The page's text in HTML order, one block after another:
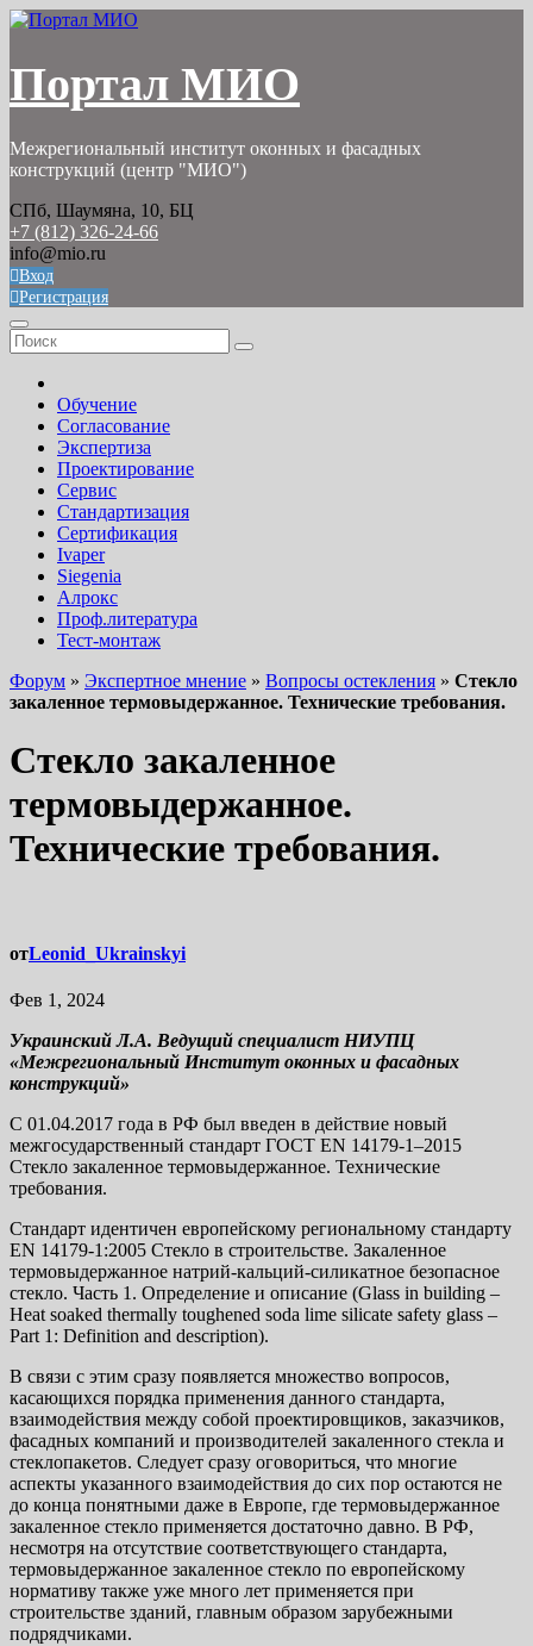
Перейти
Портал МИО
Межрегиональный институт оконных и фасадных
конструкций (центр "МИО")
СПб, Шаумяна, 10, БЦ
+7 (812) 326-24-66
info@mio.ru
Вход
Регистрация
Обучение
Согласование
Экспертиза
Проектирование
Сервис
Стандартизация
Сертификация
Ivaper
Siegenia
Алрокс
Проф.литература
Тест-монтаж
Форум » Экспертное мнение » Вопросы остекления » Стекло
закаленное термовыдержанное. Технические требования.
Стекло закаленное
термовыдержанное.
Технические требования.
отLeonid_Ukrainskyi
Фев 1, 2024
Украинский Л.А. Ведущий специалист НИУПЦ
«Межрегиональный Институт оконных и фасадных
конструкций»
С 01.04.2017 года в РФ был введен в действие новый
межгосударственный стандарт ГОСТ EN 14179-1–2015
Стекло закаленное термовыдержанное. Технические
требования.
Стандарт идентичен европейскому региональному стандарту
ЕN 14179-1:2005 Стекло в строительстве. Закаленное
термовыдержанное натрий-кальций-силикатное безопасное
стекло. Часть 1. Определение и описание (Glass in building –
Heat soaked thermally toughened soda lime silicate safety glass –
Part 1: Definition and description).
В связи с этим сразу появляется множество вопросов,
касающихся порядка применения данного стандарта,
взаимодействия между собой проектировщиков, заказчиков,
фасадных компаний и производителей закаленного стекла и
стеклопакетов. Следует сразу оговориться, что многие
аспекты указанного взаимодействия до сих пор остаются не
до конца понятными даже в Европе, где термовыдержанное
закаленное стекло применяется достаточно давно. В РФ,
несмотря на отсутствие соответствующего стандарта,
термовыдержанное закаленное стекло по европейскому
нормативу также уже много лет применяется при
строительстве зданий, главным образом зарубежными
подрядчиками.